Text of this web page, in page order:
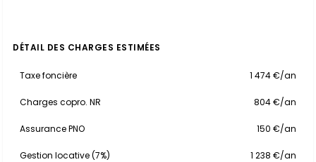
DÉTAIL DES CHARGES ESTIMÉES
Taxe foncière 1 474 €/an
Charges copro. NR 804 €/an
Assurance PNO 150 €/an
Gestion locative (7%) 1 238 €/an